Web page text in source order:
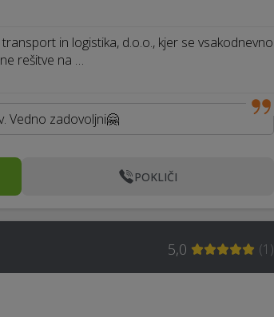
in logistika, d.o.o., kjer se vsakodnevno
rešitve na …
Vedno zadovoljni🤗
POKLIČI
5,0 (1 )